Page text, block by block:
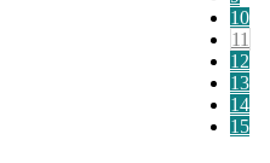
10
11
12
13
14
15